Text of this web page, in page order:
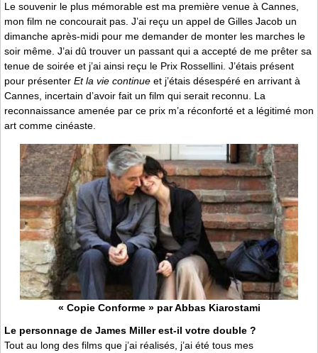
Le souvenir le plus mémorable est ma première venue à Cannes,
mon film ne concourait pas. J’ai reçu un appel de Gilles Jacob un
dimanche après-midi pour me demander de monter les marches le
soir même. J’ai dû trouver un passant qui a accepté de me prêter sa
tenue de soirée et j’ai ainsi reçu le Prix Rossellini. J’étais présent
pour présenter Et la vie continue et j’étais désespéré en arrivant à
Cannes, incertain d’avoir fait un film qui serait reconnu. La
reconnaissance amenée par ce prix m’a réconforté et a légitimé mon
art comme cinéaste.
« Copie Conforme » par Abbas Kiarostami
Le personnage de James Miller est-il votre double ?
Tout au long des films que j’ai réalisés, j’ai été tous mes